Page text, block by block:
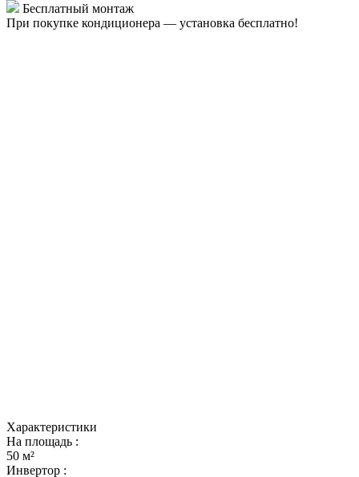
Бесплатный монтаж
При покупке кондиционера — установка бесплатно!
Характеристики
На площадь :
50 м²
Инвертор :